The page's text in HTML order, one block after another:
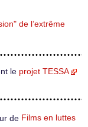
de l’extrême
le projet TESSA
de Films en luttes